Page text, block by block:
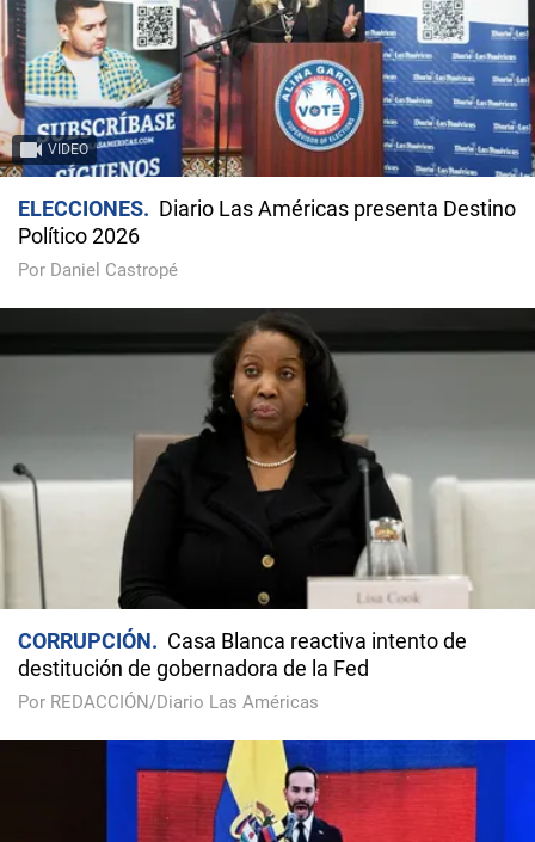
VIDEO
ELECCIONES
Diario Las Américas presenta Destino
Político 2026
Por Daniel Castropé
CORRUPCIÓN
Casa Blanca reactiva intento de
destitución de gobernadora de la Fed
Por REDACCIÓN/Diario Las Américas